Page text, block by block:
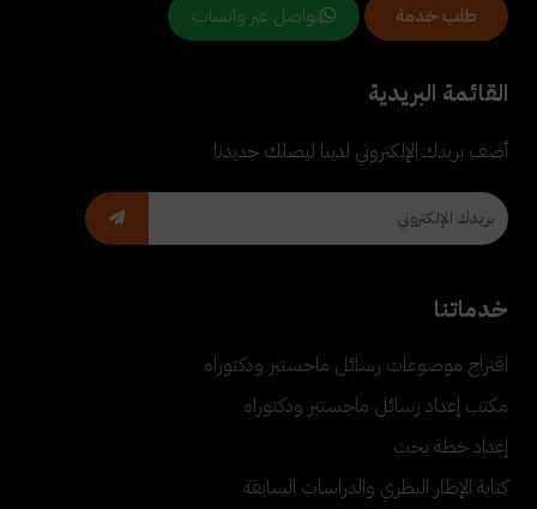
طلب خدمة تواصل عبر واتساب
القائمة البريدية
أضف بريدك الإلكتروني لدينا ليصلك جديدنا
خدماتنا
اقتراح موضوعات رسائل ماجستير ودكتوراه
مكتب إعداد رسائل ماجستير ودكتوراه
إعداد خطة بحث
كتابة الإطار النظري والدراسات السابقة